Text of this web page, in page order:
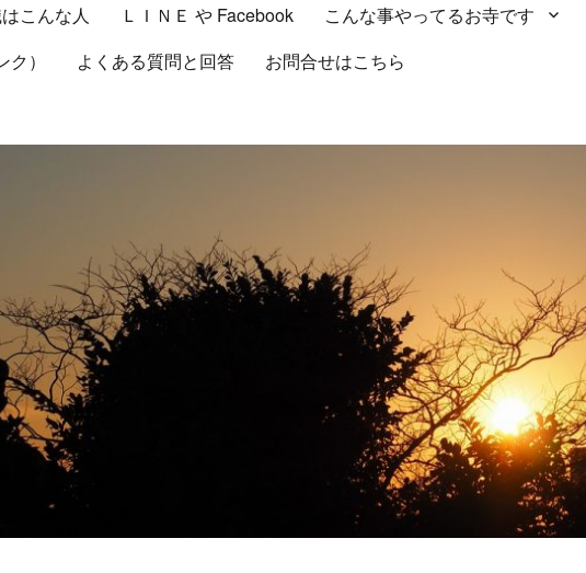
こんな人 ＬＩＮＥ や Facebook
こんな事やってるお寺です
）
よくある質問と回答 お問合せはこちら